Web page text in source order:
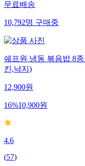
무료배송
10,792명구매중
쉐프원 냉동 볶음밥 8
킨,낙지)
12,900원
16%10,900원
4.6
(57)